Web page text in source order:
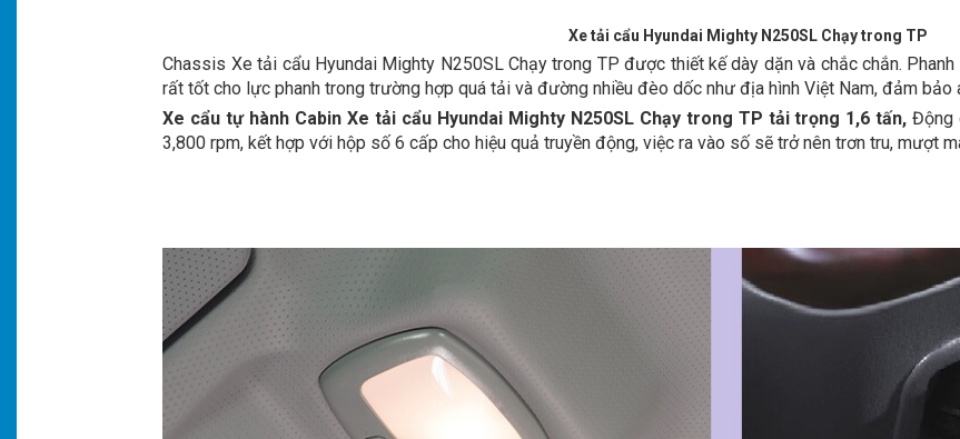
Xe tải cẩu Hyundai Mighty N250SL Chạy trong TP
Chassis Xe tải cẩu Hyundai Mighty N250SL Chạy trong TP được thiết kế dày dặn và chắc chắn.
rất tốt cho lực phanh trong trường hợp quá tải và đường nhiều đèo dốc như địa hình Việt Nam, đảm bảo
Xe cẩu tự hành Cabin Xe tải cẩu Hyundai Mighty N250SL Chạy trong TP tải trọng 1,6 tấn, Động
3,800 rpm, kết hợp với hộp số 6 cấp cho hiệu quả truyền động, việc ra vào số sẽ trở nên trơn tru, mượt